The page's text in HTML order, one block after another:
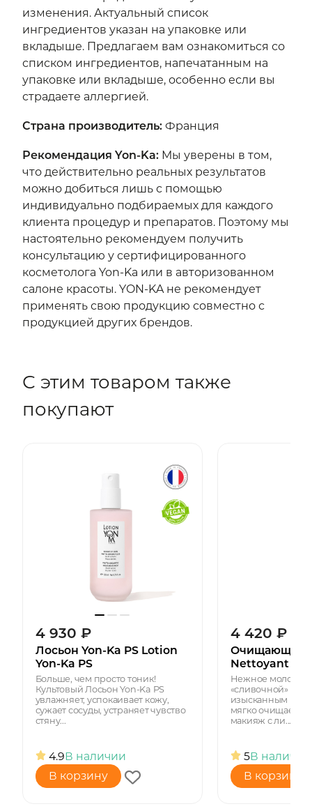
изменения. Актуальный список
ингредиентов указан на упаковке или
вкладыше. Предлагаем вам ознакомиться со
списком ингредиентов, напечатанным на
упаковке или вкладыше, особенно если вы
страдаете аллергией.
Страна производитель:Франция
Рекомендация Yon-Ka:Мы уверены в том,
что действительно реальных результатов
можно добиться лишь с помощью
индивидуально подбираемых для каждого
клиента процедур и препаратов. Поэтому мы
настоятельно рекомендуем получить
консультацию у сертифицированного
косметолога Yon-Ka или в авторизованном
салоне красоты. YON-KA не рекомендует
применять свою продукцию совместно с
продукцией других брендов.
С этим товаром также
покупают
4 930 ₽
Лосьон Yon-Ka PS Lotion
Yon-Ka PS
Больше, чем просто тоник!
Культовый Лосьон Yon-Ka PS
увлажняет, успокаивает кожу,
сужает сосуды, устраняет чувство
стяну...
4.9В наличии
В корзину
4 420 ₽
Очищающее
Nettoyant
Нежное молочко
«сливочной»
изысканным
мягко очищает
макияж с ли...
5В наличии
В корзину